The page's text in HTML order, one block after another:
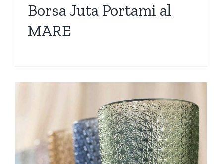
Borsa Juta Portami al
MARE